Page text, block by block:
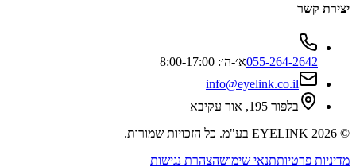
יצירת קשר
055-264-2642א׳-ה׳: 8:00-17:00
info@eyelink.co.il
בלפור 195, אור עקיבא
©
2026 EYELINK בע"מ
. כל הזכויות שמורות.
מדיניות פרטיותתנאי שימושהצהרת נגישות